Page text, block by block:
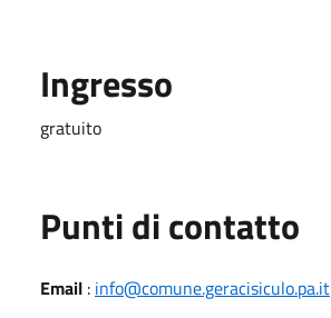
Ingresso
gratuito
Punti di contatto
Email : info@comune.geracisiculo.pa.it